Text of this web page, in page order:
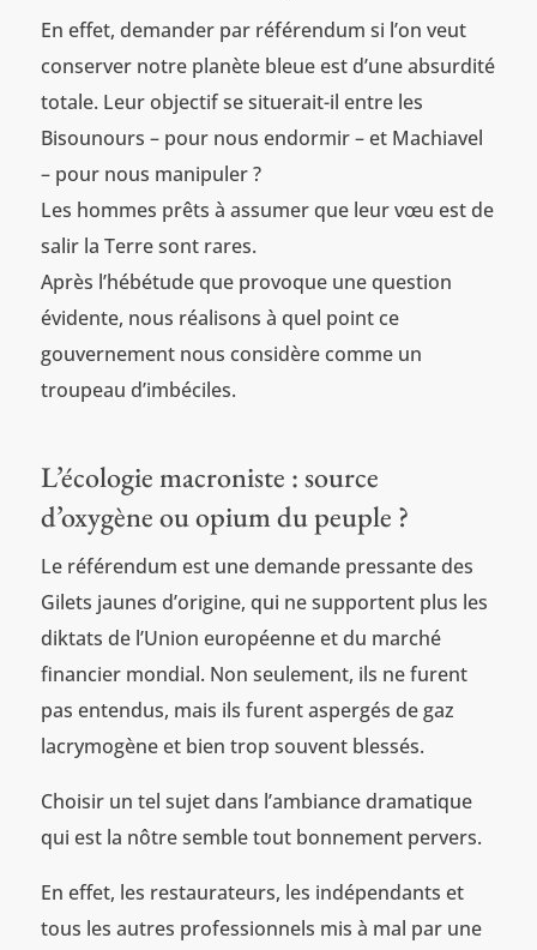
En effet, demander par référendum si l’on veut
conserver notre planète bleue est d’une absurdité
totale. Leur objectif se situerait-il entre les
Bisounours – pour nous endormir – et Machiavel
– pour nous manipuler ?
Les hommes prêts à assumer que leur vœu est de
salir la Terre sont rares.
Après l’hébétude que provoque une question
évidente, nous réalisons à quel point ce
gouvernement nous considère comme un
troupeau d’imbéciles.
L’écologie macroniste : source
d’oxygène ou opium du peuple ?
Le référendum est une demande pressante des
Gilets jaunes d’origine, qui ne supportent plus les
diktats de l’Union européenne et du marché
financier mondial. Non seulement, ils ne furent
pas entendus, mais ils furent aspergés de gaz
lacrymogène et bien trop souvent blessés.
Choisir un tel sujet dans l’ambiance dramatique
qui est la nôtre semble tout bonnement pervers.
En effet, les restaurateurs, les indépendants et
tous les autres professionnels mis à mal par une